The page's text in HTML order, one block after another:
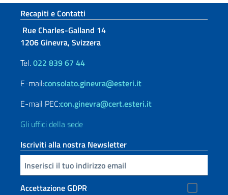
Sezione footer
Recapiti e Contatti
Rue Charles-Galland 14
1206 Ginevra, Svizzera
Tel.022 839 67 44
E-mail:consolato.ginevra@esteri.it
E-mail PEC:con.ginevra@cert.esteri.it
Gli uffici della sede
Iscriviti alla nostra Newsletter
Inserisci la tua email
Accettazione GDPR